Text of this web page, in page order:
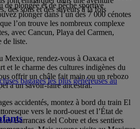
de plongée et de pêche sportive
plonger dans l’un des 7 000 cénotes
l’on trouve les nombreux complexe
avec Cancun, Playa del Carmen,
de liste.
rendez-vous à Oaxaca et
et le charme des cultures indigènes du
offrir un châle fait main ou un rebozo
à un savoir-faire ancestral.
accidentés, montez à bord du train El
vers le nord-ouest et l’État de
Barrancas del Cobre et des sentiers
des sons et des saveurs à la fois
bagages les plus généreuses au